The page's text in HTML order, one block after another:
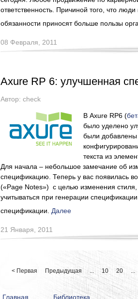
ответственность. Причиной того, что
обязанности приносят больше пользы
08 Февраля, 2011
Axure RP 6: улучшенная
Автор: check
В Axure RP6 (
было уделено
были добавлены
текста из
Для начала – небольшое замечание об
спецификацию. Теперь у вас появилась
(«Page Notes») с целью изменения
учитываться при генерации
спецификации. Далее
21 Января, 2011
< Первая Предыдущая ... 10 20 ...
Главная Библиотека